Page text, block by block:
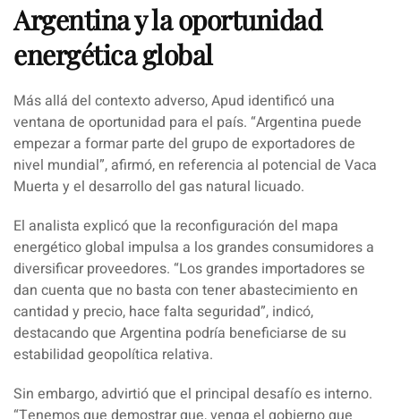
Argentina y la oportunidad
energética global
Más allá del contexto adverso,Apud identificó una
ventana de oportunidad para el país. “Argentina puede
empezar a formar parte del grupo de exportadores de
nivel mundial”, afirmó, en referencia al potencial de Vaca
Muerta y el desarrollo del gas natural licuado.
El analista explicó que la reconfiguración del mapa
energético global impulsa a los grandes consumidores a
diversificar proveedores. “Los grandes importadores se
dan cuenta que no basta con tener abastecimiento en
cantidad y precio, hace falta seguridad”, indicó,
destacando que Argentina podría beneficiarse de su
estabilidad geopolítica relativa.
Sin embargo, advirtió que el principal desafío es interno.